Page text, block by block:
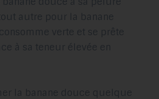
autre pour la banane
verte et se prête
à sa teneur élevée en
la banane douce quelque